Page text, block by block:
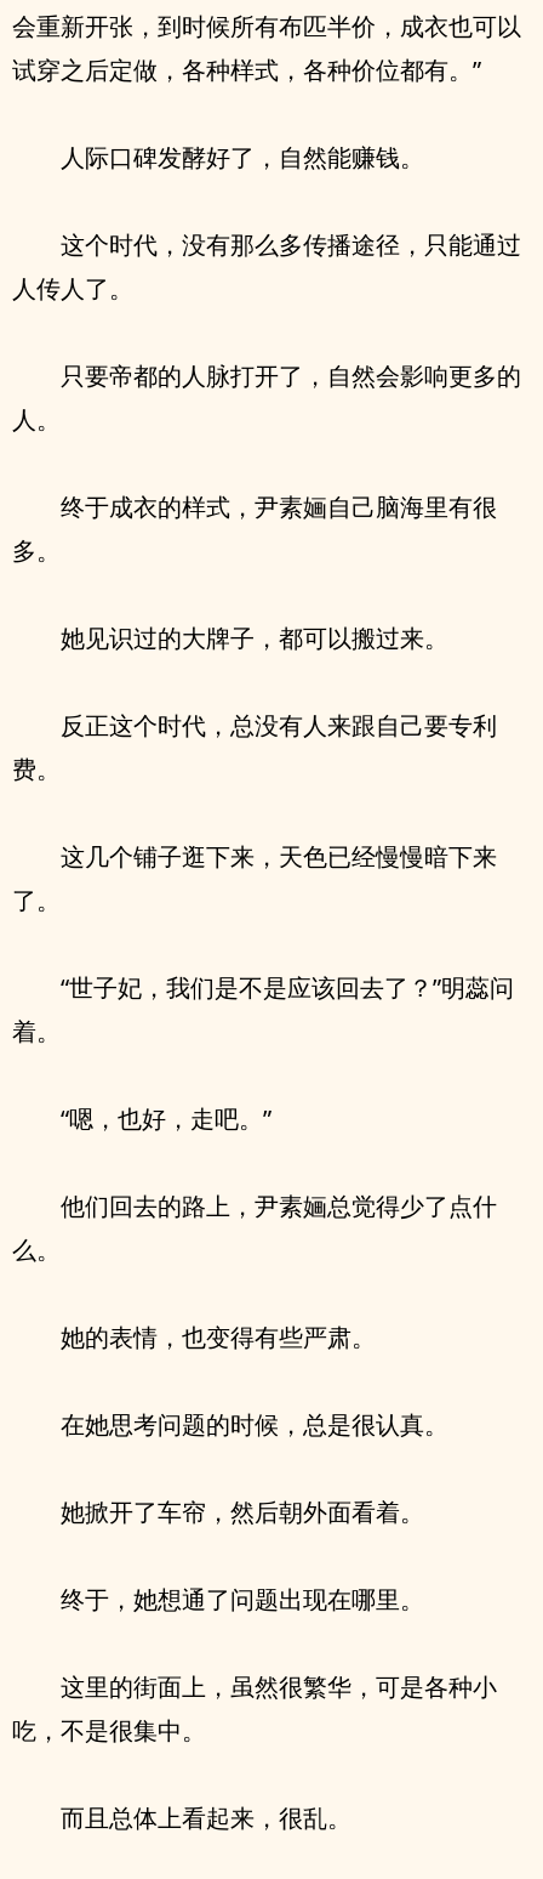
会重新开张，到时候所有布匹半价，成衣也可以
试穿之后定做，各种样式，各种价位都有。”
人际口碑发酵好了，自然能赚钱。
这个时代，没有那么多传播途径，只能通过
人传人了。
只要帝都的人脉打开了，自然会影响更多的
人。
终于成衣的样式，尹素婳自己脑海里有很
多。
她见识过的大牌子，都可以搬过来。
反正这个时代，总没有人来跟自己要专利
费。
这几个铺子逛下来，天色已经慢慢暗下来
了。
“世子妃，我们是不是应该回去了？”明蕊问
着。
“嗯，也好，走吧。”
他们回去的路上，尹素婳总觉得少了点什
么。
她的表情，也变得有些严肃。
在她思考问题的时候，总是很认真。
她掀开了车帘，然后朝外面看着。
终于，她想通了问题出现在哪里。
这里的街面上，虽然很繁华，可是各种小
吃，不是很集中。
而且总体上看起来，很乱。